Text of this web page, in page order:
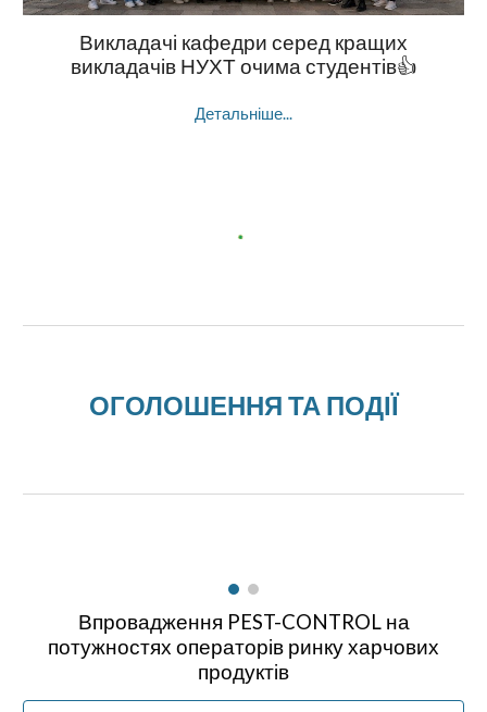
Викладачі кафедри серед кращих
викладачів НУХТ очима студентів👍
Детальніше...
ОГОЛОШЕННЯ ТА ПОДІЇ
Впровадження PEST-CONTROL на
потужностях операторів ринку харчових
продуктів